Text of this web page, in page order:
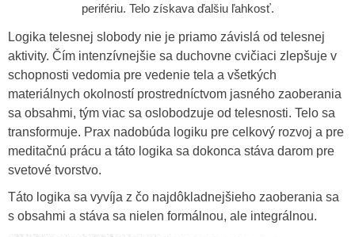
perifériu. Telo získava ďalšiu ľahkosť.
Logika telesnej slobody nie je priamo závislá od telesnej
aktivity. Čím intenzívnejšie sa duchovne cvičiaci zlepšuje v
schopnosti vedomia pre vedenie tela a všetkých
materiálnych okolností prostredníctvom jasného zaoberania
sa obsahmi, tým viac sa oslobodzuje od telesnosti. Telo sa
transformuje. Prax nadobúda logiku pre celkový rozvoj a pre
meditačnú prácu a táto logika sa dokonca stáva darom pre
svetové tvorstvo.
Táto logika sa vyvíja z čo najdôkladnejšieho zaoberania sa
s obsahmi a stáva sa nielen formálnou, ale integrálnou.